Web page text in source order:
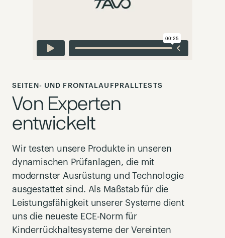
SEITEN- UND FRONTALAUFPRALLTESTS
Von Experten
entwickelt
Wir testen unsere Produkte in unseren
dynamischen Prüfanlagen, die mit
modernster Ausrüstung und Technologie
ausgestattet sind. Als Maßstab für die
Leistungsfähigkeit unserer Systeme dient
uns die neueste ECE-Norm für
Kinderrückhaltesysteme der Vereinten